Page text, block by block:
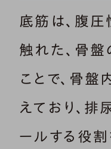
底筋は、腹
触れた、骨
ことで、骨
えており、排
ールする役割